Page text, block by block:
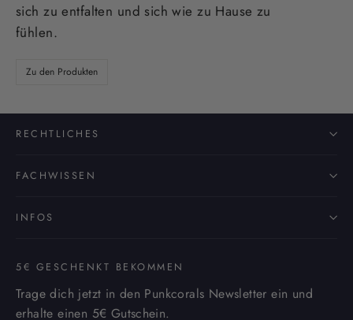
sich zu entfalten und sich wie zu Hause zu
fühlen.
Zu den Produkten
RECHTLICHES
FACHWISSEN
INFOS
5€ GESCHENKT BEKOMMEN
Trage dich jetzt in den Punkcorals Newsletter ein und
erhalte einen 5€ Gutschein.